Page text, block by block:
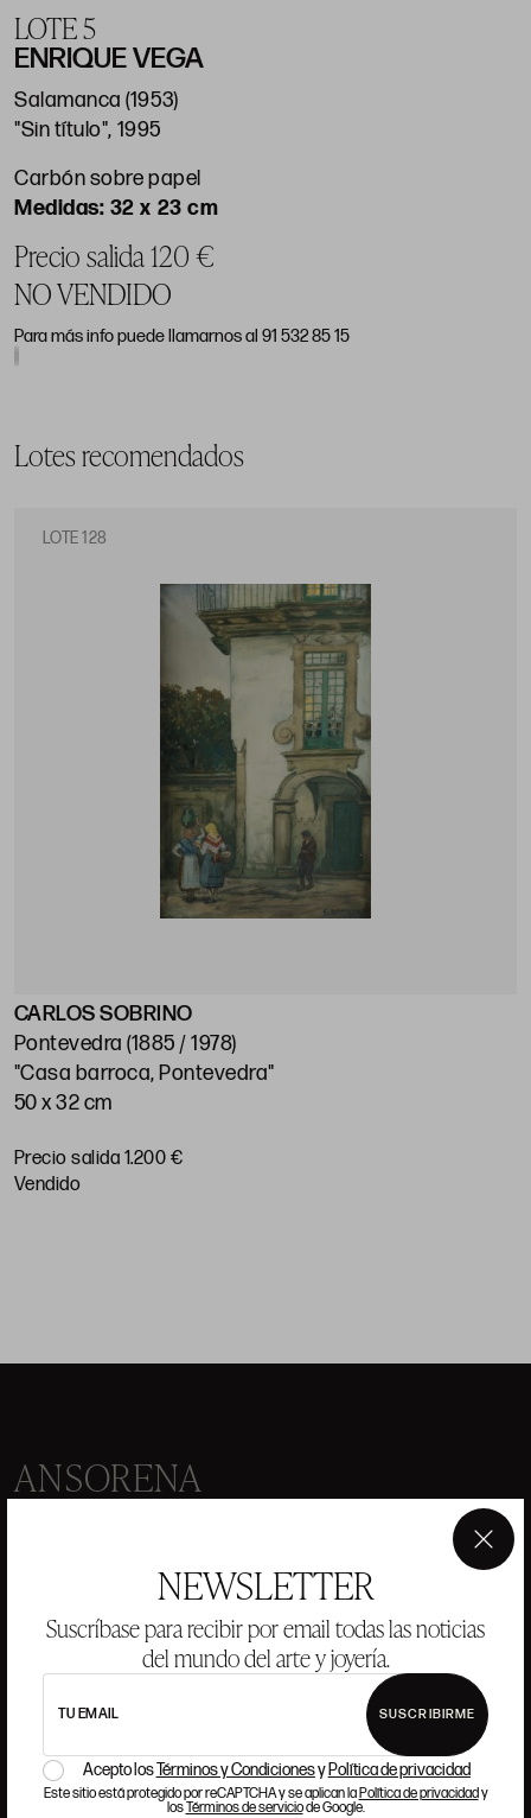
NEWSLETTER
Suscríbase para recibir por email todas las noticias
del mundo del arte y joyería.
TU EMAIL SUSCRIBIRME
Acepto losTérminos y Condicionesy Política de privacidad
Este sitio está protegido por reCAPTCHA y se aplican laPolítica de privacidady
losTérminos de serviciode Google.
×
LOTE 5
ENRIQUE VEGA
Salamanca (1953)
"Sin título", 1995
Carbón sobre papel
32 x 23 cm
Precio salida 120 €
NO VENDIDO
Para más info puede llamarnos al 91 532 85 15
Lotes recomendados
LOTE 128
CARLOS SOBRINO
Pontevedra (1885 / 1978)
"Casa barroca, Pontevedra"
50 x 32 cm
Precio salida 1.200 €
vendido
ANSORENA
JOYERÍA
GALERÍA
VALORACIONES
PREGUNTAS FRECUENTES
CONTACTO